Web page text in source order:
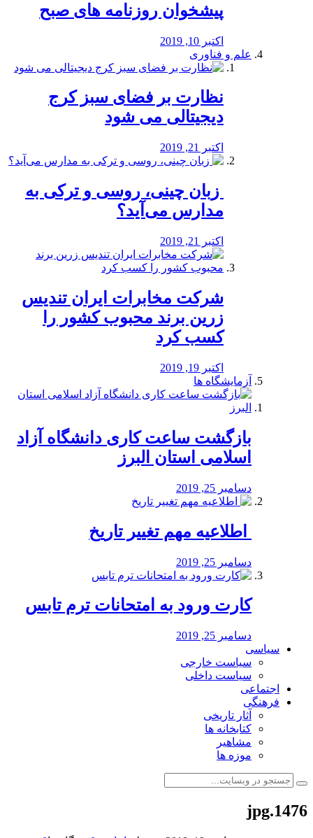
پیشخوان روزنامه های صبح
اکتبر 10, 2019
علم و فناوری
نظارت بر فضای سبز کرج
دیجیتالی می شود
اکتبر 21, 2019
️ زبان چینی، روسی و ترکی به
مدارس می‌آید؟
اکتبر 21, 2019
شرکت مخابرات ایران تندیس
زرین برند محبوب کشور را
کسب کرد
اکتبر 19, 2019
آزمایشگاه ها
بازگشت ساعت کاری دانشگاه آزاد
اسلامی استان البرز
دسامبر 25, 2019
️ اطلاعیه مهم تغییر تاریخ
دسامبر 25, 2019
کارت ورود به امتحانات ترم تابس
دسامبر 25, 2019
سیاسی
سیاست خارجی
سیاست داخلی
اجتماعی
فرهنگی
آثار تاریخی
کتابخانه ها
مشاهیر
موزه ها
1476.jpg